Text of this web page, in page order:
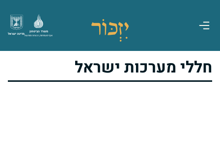
מדינת ישראל
משרד הביטחון
אגף משפחות, הנצחה ומורשת
חללי מערכות ישראל